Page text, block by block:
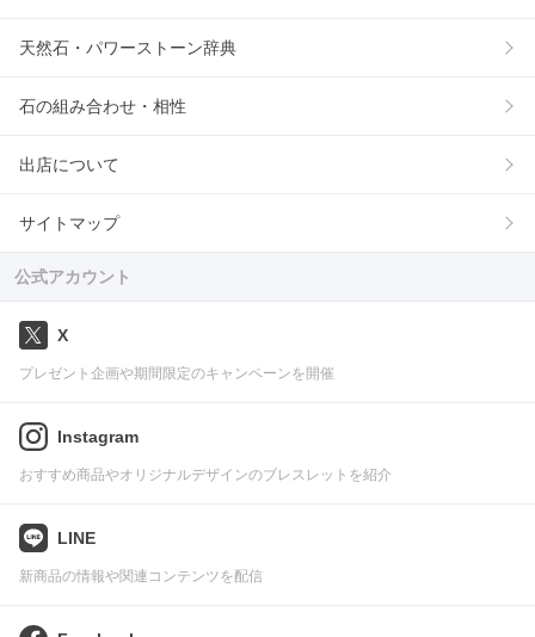
天然石・パワーストーン辞典
石の組み合わせ・相性
出店について
サイトマップ
公式アカウント
X
プレゼント企画や期間限定のキャンペーンを開催
Instagram
おすすめ商品やオリジナルデザインのブレスレットを紹介
LINE
新商品の情報や関連コンテンツを配信